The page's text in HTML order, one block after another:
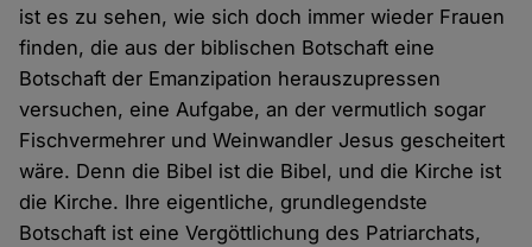
ist es zu sehen, wie sich doch immer wieder Frauen
finden, die aus der biblischen Botschaft eine
Botschaft der Emanzipation herauszupressen
versuchen, eine Aufgabe, an der vermutlich sogar
Fischvermehrer und Weinwandler Jesus gescheitert
wäre. Denn die Bibel ist die Bibel, und die Kirche ist
die Kirche. Ihre eigentliche, grundlegendste
Botschaft ist eine Vergöttlichung des Patriarchats,